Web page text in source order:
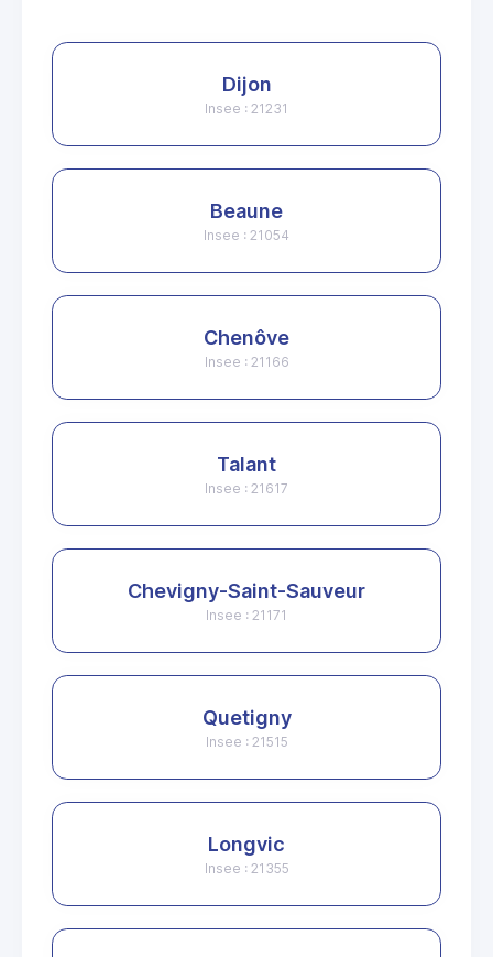
Dijon
Insee : 21231
Beaune
Insee : 21054
Chenôve
Insee : 21166
Talant
Insee : 21617
Chevigny-Saint-Sauveur
Insee : 21171
Quetigny
Insee : 21515
Longvic
Insee : 21355